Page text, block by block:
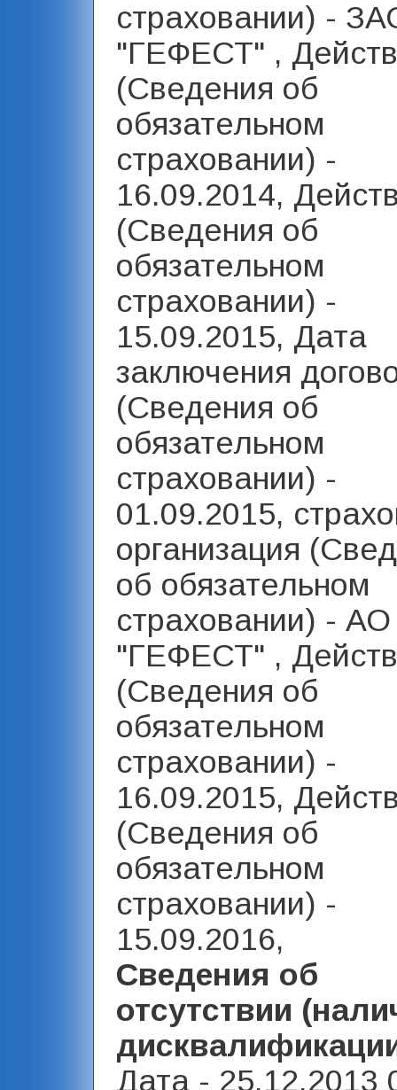
страховании) -
"ГЕФЕСТ" ,
(Сведения об
обязательном
страховании) -
16.09.2014,
(Сведения об
обязательном
страховании) -
15.09.2015, Дата
заключения
(Сведения об
обязательном
страховании) -
01.09.2015,
организация
об обязательном
страховании) -
"ГЕФЕСТ" ,
(Сведения об
обязательном
страховании) -
16.09.2015,
(Сведения об
обязательном
страховании) -
15.09.2016,
Сведения об
отсутствии
Дата - 25.12.2013